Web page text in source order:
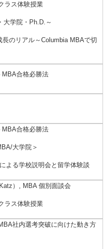
ラス体験授業
大学院・Ph.D.～
長のリアル～Columbia MBAで切
MBA合格必勝法
MBA合格必勝法
大学院＞
よる学校説明会と留学体験談
）, MBA 個別面談会
ラス体験授業
社内選考突破に向けた動き方